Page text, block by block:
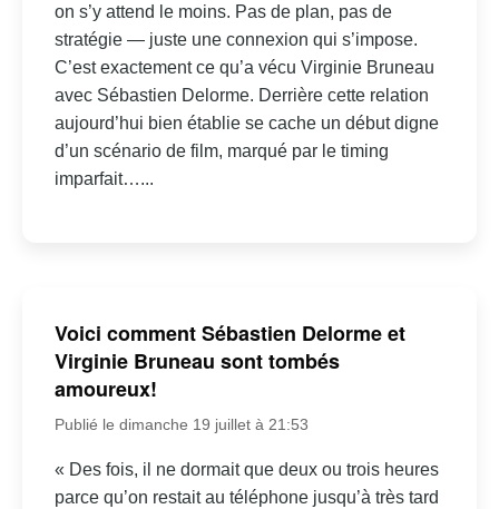
on s’y attend le moins. Pas de plan, pas de
stratégie — juste une connexion qui s’impose.
C’est exactement ce qu’a vécu Virginie Bruneau
avec Sébastien Delorme. Derrière cette relation
aujourd’hui bien établie se cache un début digne
d’un scénario de film, marqué par le timing
imparfait…...
Voici comment Sébastien Delorme et
Virginie Bruneau sont tombés
amoureux!
Publié le dimanche 19 juillet à 21:53
« Des fois, il ne dormait que deux ou trois heures
parce qu’on restait au téléphone jusqu’à très tard